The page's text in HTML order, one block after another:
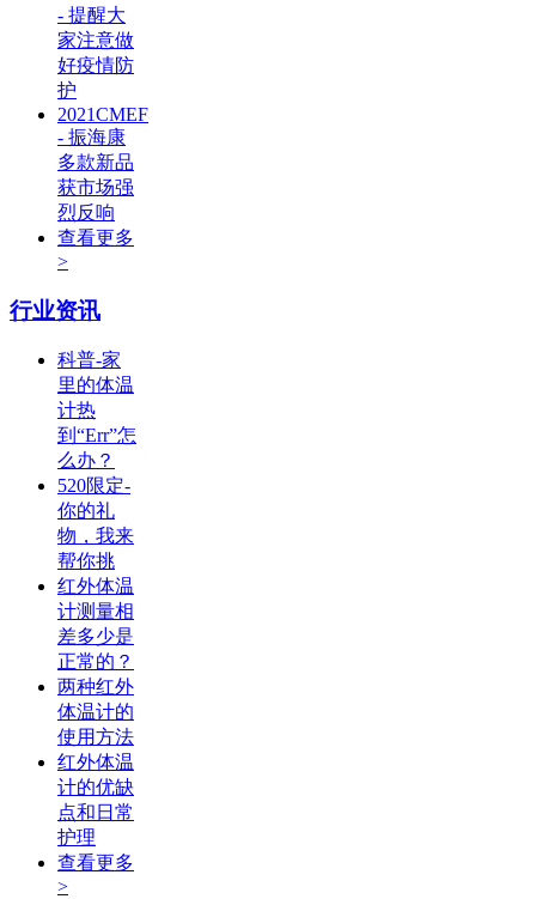
- 提醒大
家注意做
好疫情防
护
2021CMEF
- 振海康
多款新品
获市场强
烈反响
查看更多
>
行业资讯
科普-家
里的体温
计热
到“Err”怎
么办？
520限定-
你的礼
物，我来
帮你挑
红外体温
计测量相
差多少是
正常的？
两种红外
体温计的
使用方法
红外体温
计的优缺
点和日常
护理
查看更多
>